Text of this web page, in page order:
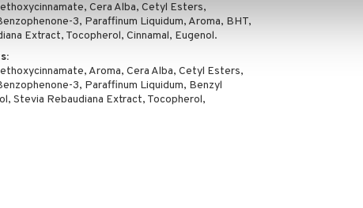
Cera Alba, Cetyl Esters,
3, Paraffinum Liquidum, Aroma, BHT,
Extract, Tocopherol, Cinnamal, Eugenol.
Aroma, Cera Alba, Cetyl Esters,
3, Paraffinum Liquidum, Benzyl
Stevia Rebaudiana Extract, Tocopherol,